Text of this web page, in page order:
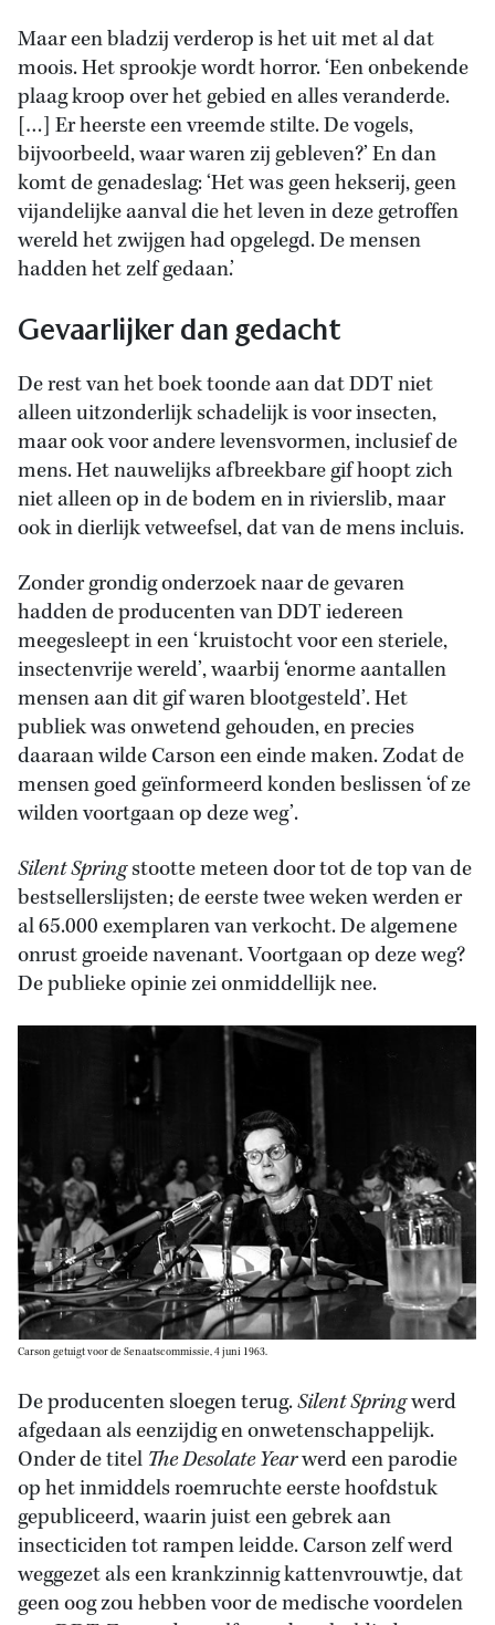
Maar een bladzij verderop is het uit met al dat
moois. Het sprookje wordt horror. ‘Een onbekende
plaag kroop over het gebied en alles veranderde.
[…] Er heerste een vreemde stilte. De vogels,
bijvoorbeeld, waar waren zij gebleven?’ En dan
komt de genadeslag: ‘Het was geen hekserij, geen
vijandelijke aanval die het leven in deze getroffen
wereld het zwijgen had opgelegd. De mensen
hadden het zelf gedaan.’
Gevaarlijker dan gedacht
De rest van het boek toonde aan dat DDT niet
alleen uitzonderlijk schadelijk is voor insecten,
maar ook voor andere levensvormen, inclusief de
mens. Het nauwelijks afbreekbare gif hoopt zich
niet alleen op in de bodem en in rivierslib, maar
ook in dierlijk vetweefsel, dat van de mens incluis.
Zonder grondig onderzoek naar de gevaren
hadden de producenten van DDT iedereen
meegesleept in een ‘kruistocht voor een steriele,
insectenvrije wereld’, waarbij ‘enorme aantallen
mensen aan dit gif waren blootgesteld’. Het
publiek was onwetend gehouden, en precies
daaraan wilde Carson een einde maken. Zodat de
mensen goed geïnformeerd konden beslissen ‘of ze
wilden voortgaan op deze weg’.
Silent Springstootte meteen door tot de top van de
bestsellerslijsten; de eerste twee weken werden er
al 65.000 exemplaren van verkocht. De algemene
onrust groeide navenant. Voortgaan op deze weg?
De publieke opinie zei onmiddellijk nee.
Carson getuigt voor de Senaatscommissie, 4 juni 1963.
De producenten sloegen terug.Silent Springwerd
afgedaan als eenzijdig en onwetenschappelijk.
Onder de titel The Desolate Yearwerd een parodie
op het inmiddels roemruchte eerste hoofdstuk
gepubliceerd, waarin juist een gebrek aan
insecticiden tot rampen leidde. Carson zelf werd
weggezet als een krankzinnig kattenvrouwtje, dat
geen oog zou hebben voor de medische voordelen